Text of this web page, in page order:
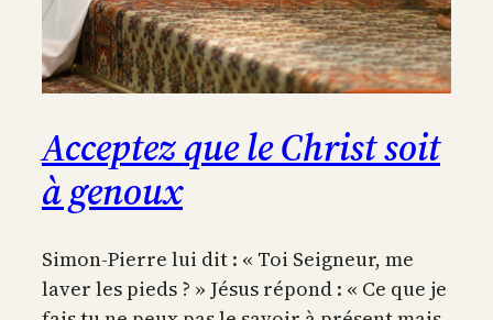
Acceptez que le Christ soit
à genoux
Simon-Pierre lui dit : « Toi Seigneur, me
laver les pieds ? » Jésus répond : « Ce que je